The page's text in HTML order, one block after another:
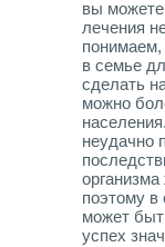
вы можете
лечения
понимаем,
в семье
сделать
можно
неудачно
поэтому в
может
успех